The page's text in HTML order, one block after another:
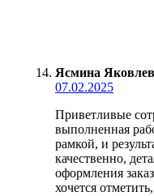
Ясмина
07.02.2025
Приветливые
выполненная
рамкой, и
качественно,
оформления
хочется